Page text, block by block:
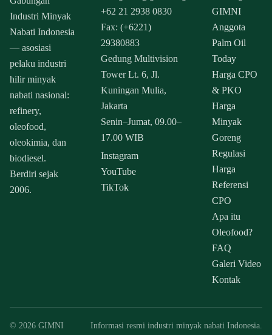
Industri Minyak
Nabati Indonesia
— asosiasi
pelaku industri
hilir minyak
nabati nasional:
refinery,
oleofood,
oleokimia, dan
biodiesel.
Berdiri sejak
2006.
+62 21 2938 0830
Fax: (+6221)
29380883
Gedung Multivision
Tower Lt. 6, Jl.
Kuningan Mulia,
Jakarta
Senin–Jumat, 09.00–
17.00 WIB
Instagram
YouTube
TikTok
GIMNI
Anggota
Palm Oil
Today
Harga CPO
& PKO
Harga
Minyak
Goreng
Regulasi
Harga
Referensi
CPO
Apa itu
Oleofood?
FAQ
Galeri Video
Kontak
© 2026 GIMNI Informasi resmi industri minyak nabati Indonesia.